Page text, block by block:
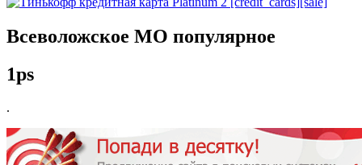
Всеволожское МО популярное
1ps
.